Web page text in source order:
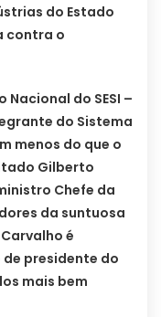
do Estado
contra o
do SESI –
do Sistema
menos do que o
Gilberto
Chefe da
da suntuosa
é
presidente do
mais bem